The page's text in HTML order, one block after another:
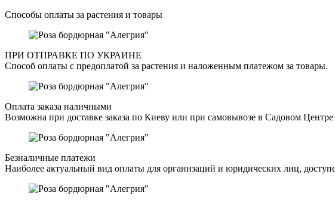
Способы оплаты за растения и товары
ПРИ ОТПРАВКЕ ПО УКРАИНЕ
Способ оплаты с предоплатой за растения и наложенным платежом за товары.
Оплата заказа наличными
Возможна при доставке заказа по Киеву или при самовывозе в Садовом Центре
Безналичные платежи
Наиболее актуальный вид оплаты для организаций и юридических лиц,